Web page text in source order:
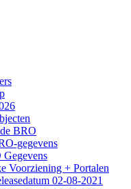
BRO
gegevens
Voorziening + Portalen
02-08-2021